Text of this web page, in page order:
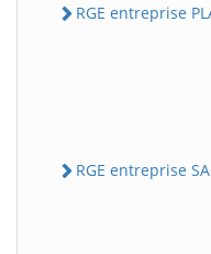
RGE entreprise
RGE entreprise